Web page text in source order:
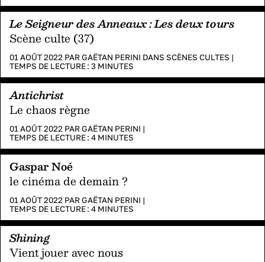
Le Seigneur des Anneaux : Les deux tours
Scène culte (37)
01 AOÛT 2022 PARGAËTAN PERINI DANS SCÈNES CULTES |
TEMPS DE LECTURE : 3 MINUTES
Antichrist
Le chaos règne
01 AOÛT 2022 PARGAËTAN PERINI |
TEMPS DE LECTURE : 4 MINUTES
Gaspar Noé
le cinéma de demain ?
01 AOÛT 2022 PARGAËTAN PERINI |
TEMPS DE LECTURE : 4 MINUTES
Shining
Vient jouer avec nous